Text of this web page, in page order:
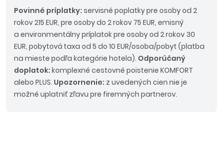
Povinné príplatky: servisné poplatky pre osoby od 2
rokov 215 EUR, pre osoby do 2 rokov 75 EUR, emisný
a environmentálny príplatok pre osoby od 2 rokov 30
EUR, pobytová taxa od 5 do 10 EUR/osoba/pobyt (platba
na mieste podľa kategórie hotela). Odporúčaný
doplatok: komplexné cestovné poistenie KOMFORT
alebo PLUS. Upozornenie: z uvedených cien nie je
možné uplatniť zľavu pre firemných partnerov.